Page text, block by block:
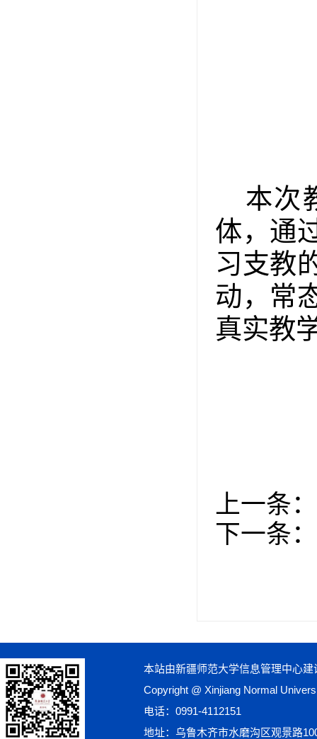
本次
体，通
习支教
动，常
真实教
上一条：
下一条：
本站由新疆师范大学信息管理中心建
Copyright @ Xinjiang Normal
电话：0991-4112151
地址：乌鲁木齐市水磨沟区观景路